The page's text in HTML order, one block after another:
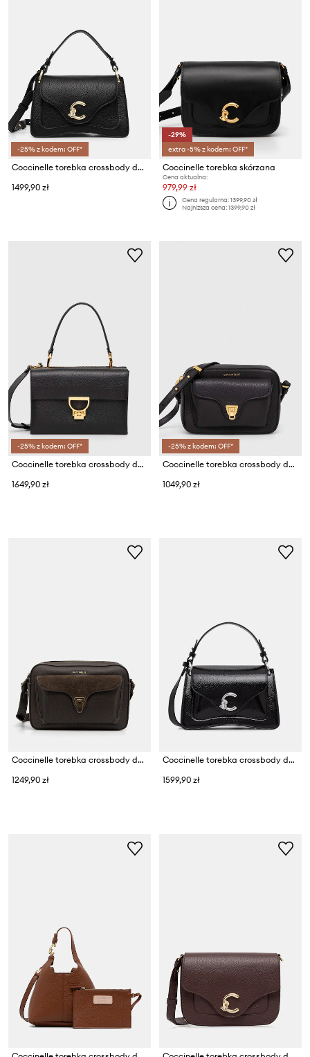
-25% z kodem: OFF*
Coccinelle torebka crossbody damska skórzana
1499,90 zł
-29%
extra -5% z kodem: OFF*
Coccinelle torebka skórzana
Cena aktualna:
979,99 zł
Cena regularna:1399,90 zł
Najniższa cena:1399,90 zł
-25% z kodem: OFF*
Coccinelle torebka crossbody damska skórzana ARLETTIS
1649,90 zł
-25% z kodem: OFF*
Coccinelle torebka crossbody damska skórzana
1049,90 zł
Coccinelle torebka crossbody damska
1249,90 zł
Coccinelle torebka crossbody damska skórzana
1599,90 zł